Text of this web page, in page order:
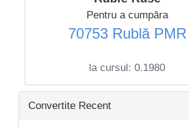
Pentru a cumpăra
70753 Rublă PMR
la cursul: 0.1980
Convertite Recent